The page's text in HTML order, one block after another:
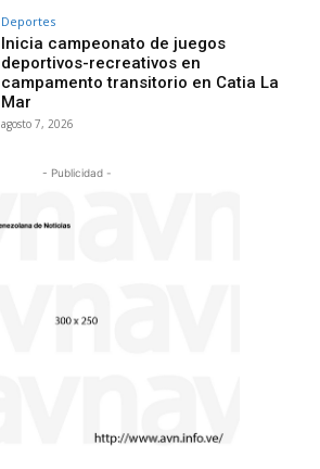
Deportes
Inicia campeonato de juegos
deportivos-recreativos en
campamento transitorio en Catia La
Mar
agosto 7, 2026
- Publicidad -